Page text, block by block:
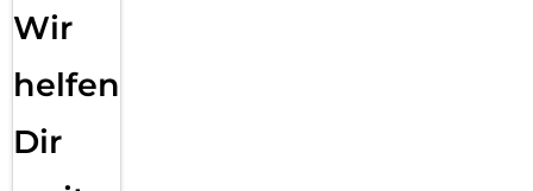
Wir
helfen
Dir